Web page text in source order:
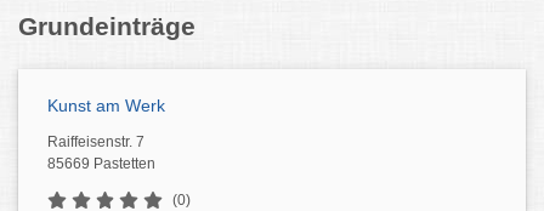
Grundeinträge
Kunst am Werk
Raiffeisenstr. 7
85669 Pastetten
(0)